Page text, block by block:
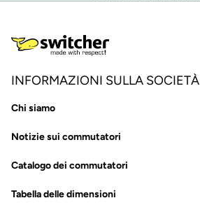
INFORMAZIONI SULLA SOCIETÀ
Chi siamo
Notizie sui commutatori
Catalogo dei commutatori
Tabella delle dimensioni